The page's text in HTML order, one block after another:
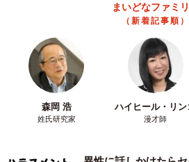
まいどなファミ
（新着記事順）
森岡 浩
姓氏研究家
ハイヒール・リン
漫才師